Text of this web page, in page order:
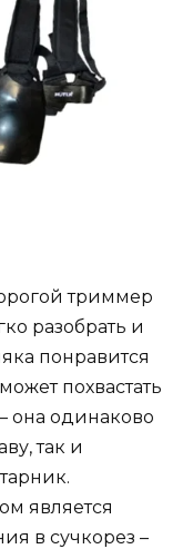
триммер
разобрать и
понравится
похвастать
она одинаково
так и
является
в сучкорез –